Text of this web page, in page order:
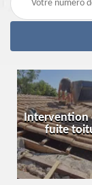
Intervention
fuite